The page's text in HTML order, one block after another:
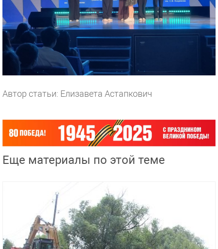
Автор статьи: Елизавета Астапкович
Еще материалы по этой теме